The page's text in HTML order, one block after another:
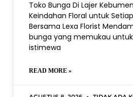
Toko Bunga Di Lajer
Keindahan Floral untuk
Bersama Lexa Florist
bunga yang memukau
istimewa
READ MORE »